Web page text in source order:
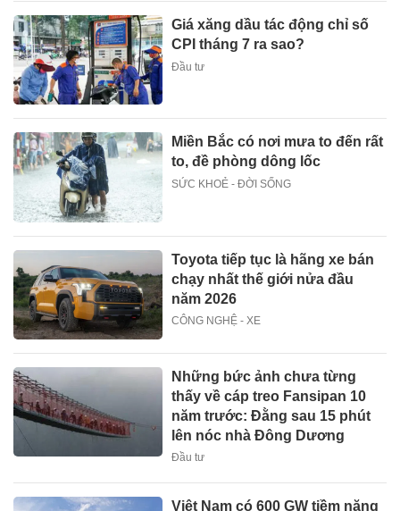
Giá xăng dầu tác động chỉ số
CPI tháng 7 ra sao?
Đầu tư
Miền Bắc có nơi mưa to đến rất
to, đề phòng dông lốc
SỨC KHOẺ - ĐỜI SỐNG
Toyota tiếp tục là hãng xe bán
chạy nhất thế giới nửa đầu
năm 2026
CÔNG NGHỆ - XE
Những bức ảnh chưa từng
thấy về cáp treo Fansipan 10
năm trước: Đằng sau 15 phút
lên nóc nhà Đông Dương
Đầu tư
Việt Nam có 600 GW tiềm năng